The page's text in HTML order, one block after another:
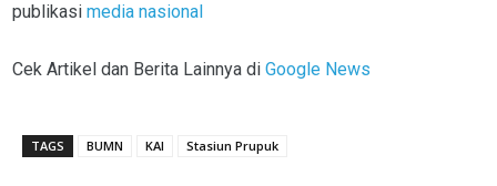
publikasi media nasional
Cek Artikel dan Berita Lainnya di Google News
TAGS BUMN KAI Stasiun Prupuk